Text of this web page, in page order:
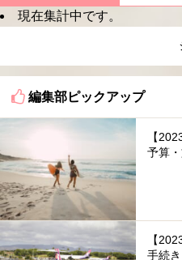
現在集計中です。
編集部ピックアップ
【
予算
【
手続